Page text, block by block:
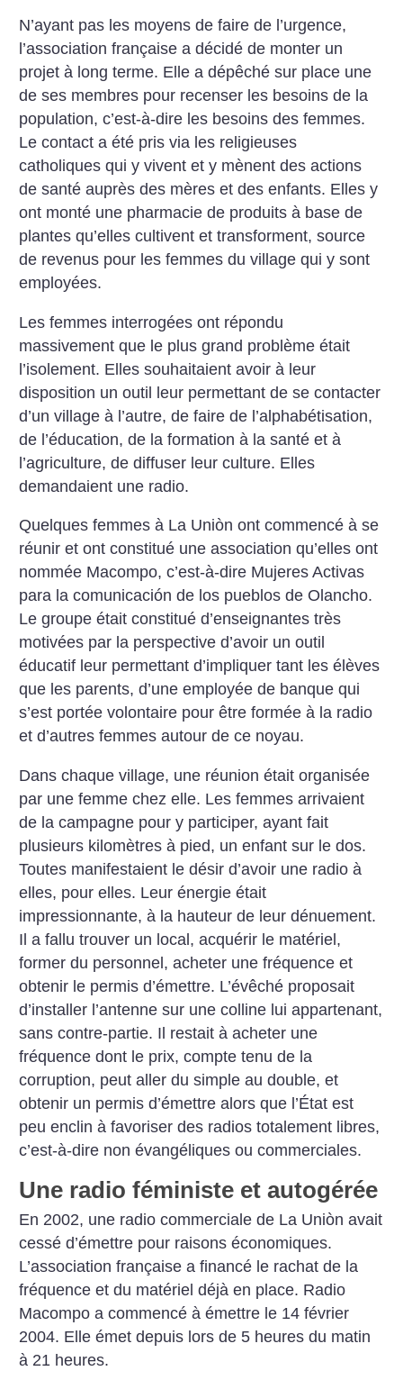
N’ayant pas les moyens de faire de l’urgence,
l’association française a décidé de monter un
projet à long terme. Elle a dépêché sur place une
de ses membres pour recenser les besoins de la
population, c’est-à-dire les besoins des femmes.
Le contact a été pris via les religieuses
catholiques qui y vivent et y mènent des actions
de santé auprès des mères et des enfants. Elles y
ont monté une pharmacie de produits à base de
plantes qu’elles cultivent et transforment, source
de revenus pour les femmes du village qui y sont
employées.
Les femmes interrogées ont répondu
massivement que le plus grand problème était
l’isolement. Elles souhaitaient avoir à leur
disposition un outil leur permettant de se contacter
d’un village à l’autre, de faire de l’alphabétisation,
de l’éducation, de la formation à la santé et à
l’agriculture, de diffuser leur culture. Elles
demandaient une radio.
Quelques femmes à La Uniòn ont commencé à se
réunir et ont constitué une association qu’elles ont
nommée Macompo, c’est-à-dire Mujeres Activas
para la comunicación de los pueblos de Olancho.
Le groupe était constitué d’enseignantes très
motivées par la perspective d’avoir un outil
éducatif leur permettant d’impliquer tant les élèves
que les parents, d’une employée de banque qui
s’est portée volontaire pour être formée à la radio
et d’autres femmes autour de ce noyau.
Dans chaque village, une réunion était organisée
par une femme chez elle. Les femmes arrivaient
de la campagne pour y participer, ayant fait
plusieurs kilomètres à pied, un enfant sur le dos.
Toutes manifestaient le désir d’avoir une radio à
elles, pour elles. Leur énergie était
impressionnante, à la hauteur de leur dénuement.
Il a fallu trouver un local, acquérir le matériel,
former du personnel, acheter une fréquence et
obtenir le permis d’émettre. L’évêché proposait
d’installer l’antenne sur une colline lui appartenant,
sans contre-partie. Il restait à acheter une
fréquence dont le prix, compte tenu de la
corruption, peut aller du simple au double, et
obtenir un permis d’émettre alors que l’État est
peu enclin à favoriser des radios totalement libres,
c’est-à-dire non évangéliques ou commerciales.
Une radio féministe et autogérée
En 2002, une radio commerciale de La Uniòn avait
cessé d’émettre pour raisons économiques.
L’association française a financé le rachat de la
fréquence et du matériel déjà en place. Radio
Macompo a commencé à émettre le 14 février
2004. Elle émet depuis lors de 5 heures du matin
à 21 heures.